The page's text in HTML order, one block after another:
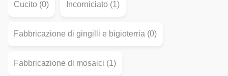
Cucito (0) Incorniciato (1)
Fabbricazione di gingilli e bigioterria (0)
Fabbricazione di mosaici (1)